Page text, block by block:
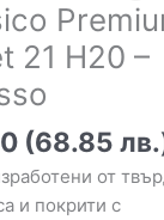
21 H20 –
(68.85
от
и покрити с